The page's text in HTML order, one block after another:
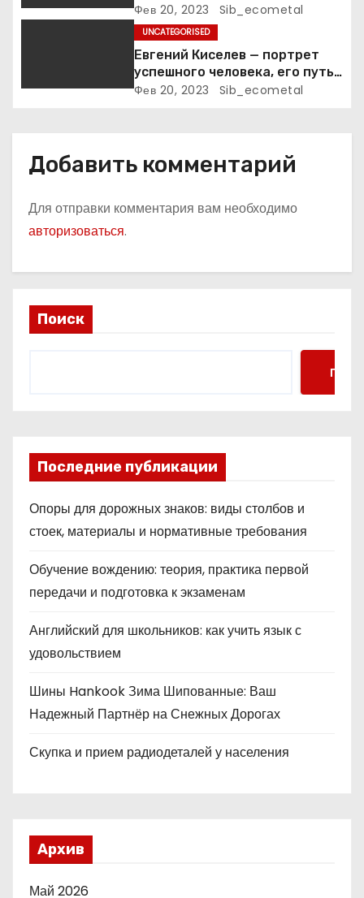
с
м
Фев 20, 2023 Sib_ecometal
UNCATEGORISED
Евгений Киселев — портрет
успешного человека, его путь
к славе и личное счастье
Фев 20, 2023 Sib_ecometal
Добавить комментарий
Для отправки комментария вам необходимо
авторизоваться.
Поиск
Поиск
Последние публикации
Опоры для дорожных знаков: виды столбов и
стоек, материалы и нормативные требования
Обучение вождению: теория, практика первой
передачи и подготовка к экзаменам
Английский для школьников: как учить язык с
удовольствием
Шины Hankook Зима Шипованные: Ваш
Надежный Партнёр на Снежных Дорогах
Скупка и прием радиодеталей у населения
Архив
Май 2026